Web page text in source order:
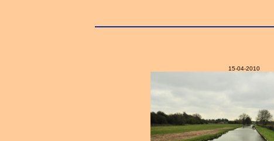
15-04-2010